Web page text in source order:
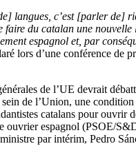
langues, c’est [parler de]
faire du catalan une
espagnol et, par
lors d’une conférence de
de l’UE devrait
de l’Union, une condition
catalans pour ouvrir
ouvrier espagnol (PSOE/
par intérim, Pedro